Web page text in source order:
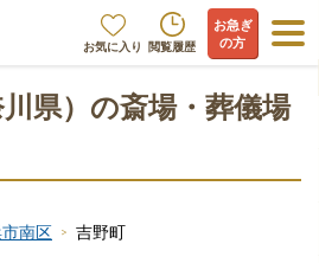
お気に入り 閲覧履歴
お急ぎ
の方
県）の斎場・葬儀場
南区 吉野町